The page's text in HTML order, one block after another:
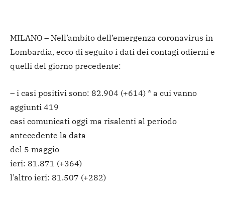
MILANO – Nell’ambito dell’emergenza coronavirus in
Lombardia, ecco di seguito i dati dei contagi odierni e
quelli del giorno precedente:
– i casi positivi sono: 82.904 (+614) * a cui vanno
aggiunti 419
casi comunicati oggi ma risalenti al periodo
antecedente la data
del 5 maggio
ieri: 81.871 (+364)
l’altro ieri: 81.507 (+282)